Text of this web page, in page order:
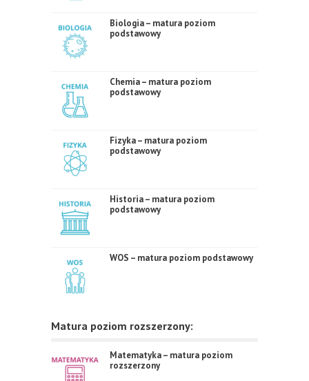
Biologia – matura poziom
podstawowy
Chemia – matura poziom
podstawowy
Fizyka – matura poziom
podstawowy
Historia – matura poziom
podstawowy
WOS – matura poziom podstawowy
Matura poziom rozszerzony:
Matematyka – matura poziom
rozszerzony